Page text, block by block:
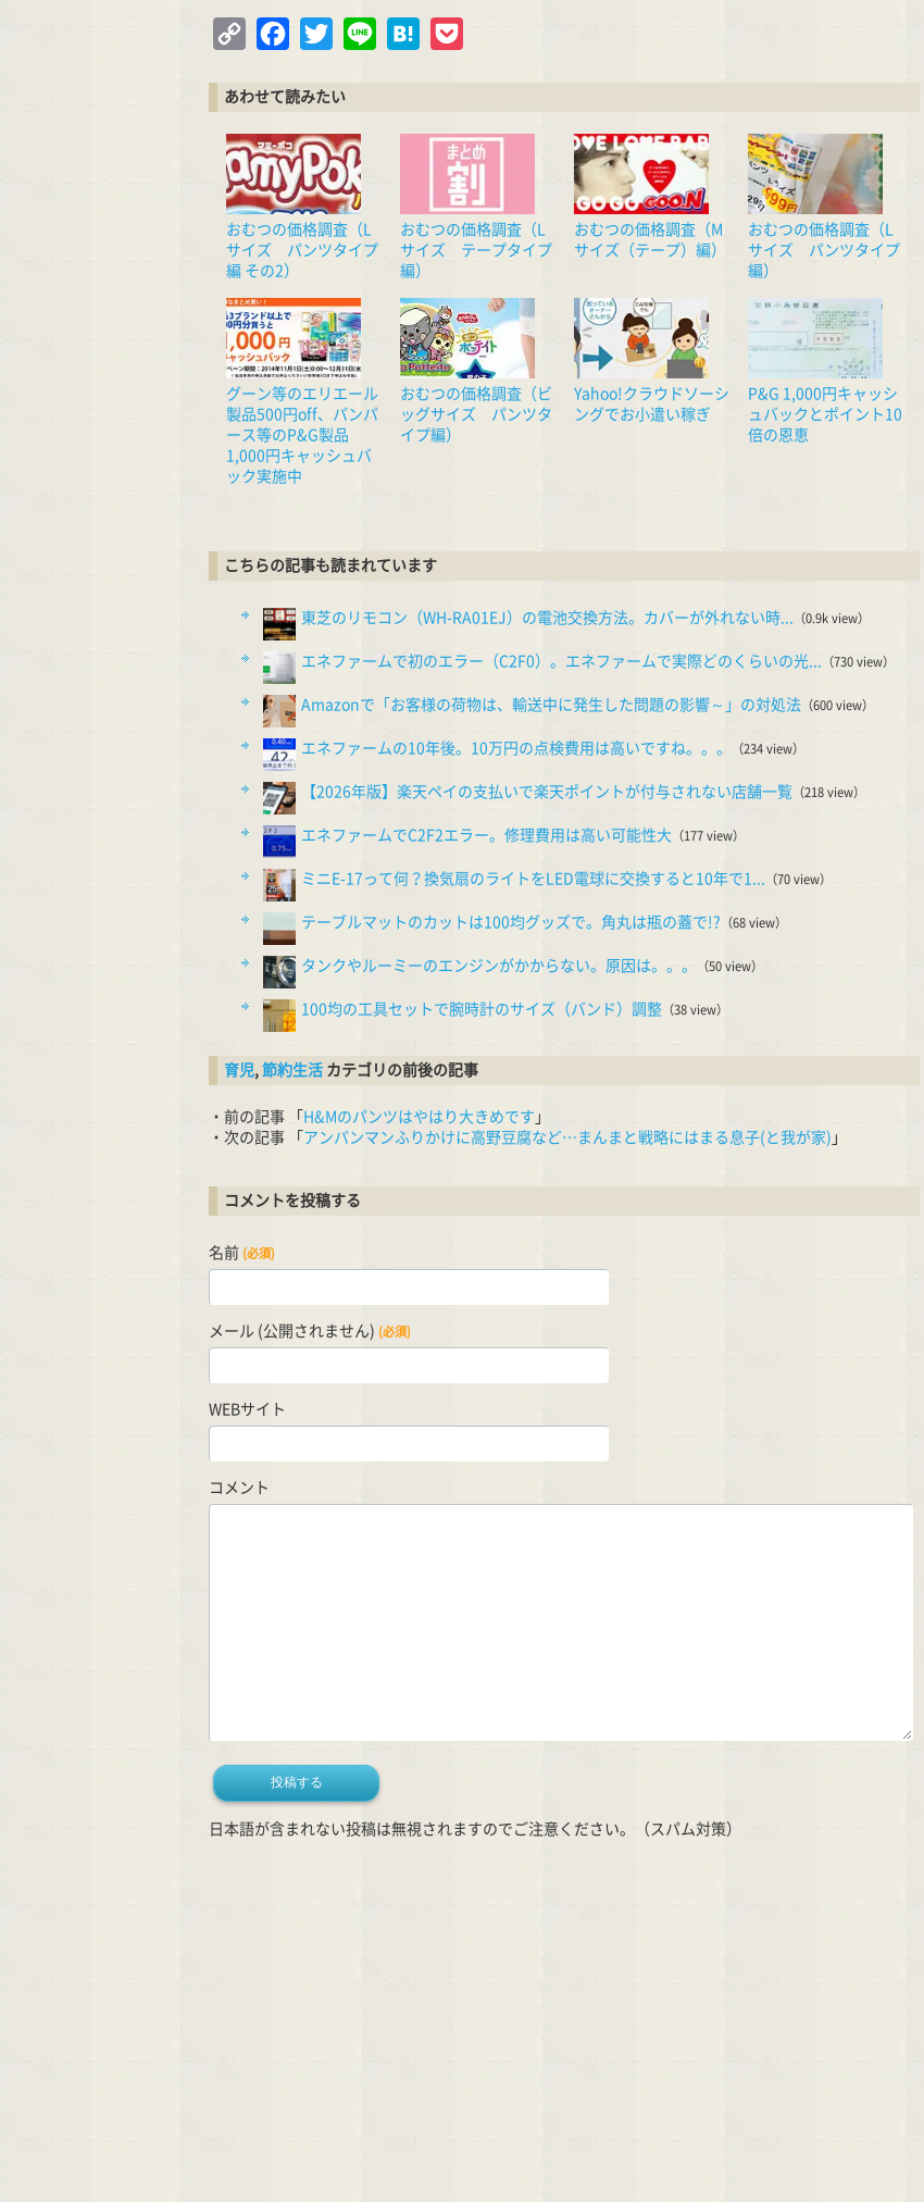
Copy
Facebook
TwitterLine Hatena
あわせて読みたい
おむつの価格調査（L
サイズ パンツタイプ
編 その2）
おむつの価格調査（L
サイズ テープタイプ
編）
おむつの価格調査（M
サイズ（テープ）編）
おむつの価格調査（L
サイズ パンツタイプ
編）
グーン等のエリエール
製品500円off、パンパ
ース等のP&G製品
1,000円キャッシュバ
ック実施中
おむつの価格調査（ビ
ッグサイズ パンツタ
イプ編）
Yahoo!クラウドソーシ
ングでお小遣い稼ぎ
P&G 1,000円キャッシ
ュバックとポイント10
倍の恩恵
こちらの記事も読まれています
東芝のリモコン（WH-RA01EJ）の電池交換方法。カバーが外れない時... （0.9k view）
エネファームで初のエラー（C2F0）。エネファームで実際どのくらいの光... （730 view）
Amazonで「お客様の荷物は、輸送中に発生した問題の影響～」の対処法 （600 view）
エネファームの10年後。10万円の点検費用は高いですね。。。 （234 view）
【2026年版】楽天ペイの支払いで楽天ポイントが付与されない店舗一覧 （218 view）
エネファームでC2F2エラー。修理費用は高い可能性大 （177 view）
ミニE-17って何？換気扇のライトをLED電球に交換すると10年で1... （70 view）
テーブルマットのカットは100均グッズで。角丸は瓶の蓋で!? （68 view）
タンクやルーミーのエンジンがかからない。原因は。。。 （50 view）
100均の工具セットで腕時計のサイズ（バンド）調整 （38 view）
育児, 節約生活 カテゴリの前後の記事
・前の記事 「 H&Mのパンツはやはり大きめです 」
・次の記事 「 アンパンマンふりかけに高野豆腐など…まんまと戦略にはまる息子(と我が家) 」
コメントを投稿する
名前 (必須)
メール (公開されません) (必須)
WEBサイト
コメント
日本語が含まれない投稿は無視されますのでご注意ください。（スパム対策）